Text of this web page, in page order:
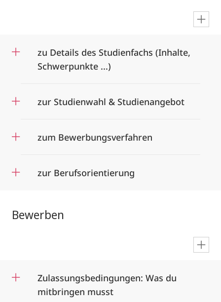
zu Details des Studienfachs (Inhalte,
Schwerpunkte ...)
zur Studienwahl & Studienangebot
zum Bewerbungsverfahren
zur Berufsorientierung
Bewerben
Zulassungsbedingungen: Was du
mitbringen musst